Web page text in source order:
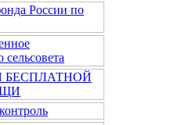
России по
БЕСПЛАТНОЙ